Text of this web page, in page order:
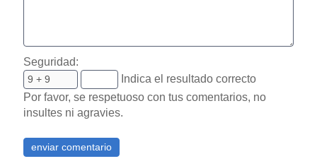
Seguridad:
Indica el resultado correcto
Por favor, se respetuoso con tus comentarios, no
insultes ni agravies.